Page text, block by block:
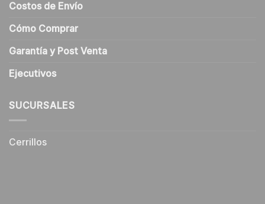
Costos de Envío
Cómo Comprar
Garantía y Post Venta
Ejecutivos
SUCURSALES
Cerrillos